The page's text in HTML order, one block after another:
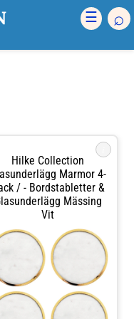
☰ ⌕
Hilke Collection
Marmor 4-
/ - Bordstabletter &
Mässing
Vit